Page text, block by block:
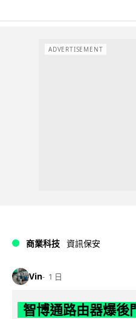
ADVERTISEMENT
商業科技 資訊保安
Vin 1 日
智博通路由器爆後